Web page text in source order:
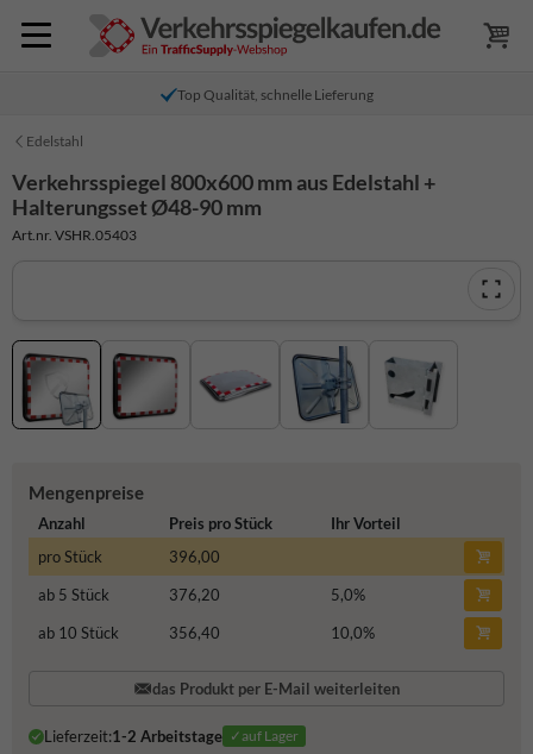
Top Qualität, schnelle Lieferung
Edelstahl
Verkehrsspiegel 800x600 mm aus Edelstahl +
Halterungsset Ø48-90 mm
Art.nr. VSHR.05403
Mengenpreise
Anzahl Preis pro Stück
Ihr Vorteil
pro Stück
396,00
ab 5 Stück
376,20 5,0%
ab 10 Stück
356,40 10,0%
das Produkt per E-Mail weiterleiten
Lieferzeit:1-2 Arbeitstage ✓auf Lager